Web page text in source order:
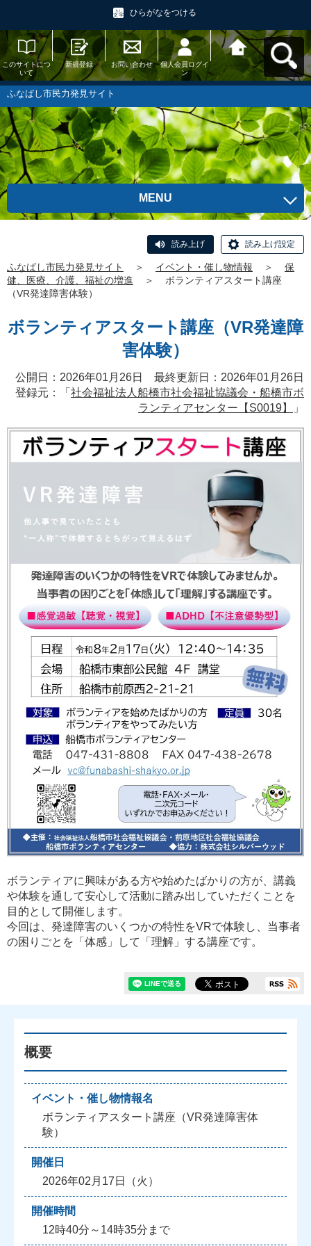
ひらがなをつける
このサイトにつ
いて
新規登録 お問い合わせ
個人会員ログイ
ン
ふなばし市民力
発見サイトへ戻
る
ふなばし市民力発見サイト
MENU
読み上げ 読み上げ設定
ふなばし市民力発見サイト ＞ イベント・催し物情報 ＞
保
健、医療、介護、福祉の増進
＞
ボランティアスタート講座
（VR発達障害体験）
ボランティアスタート講座（VR発達障
害体験）
公開日：2026年01月26日 最終更新日：2026年01月26日
登録元：「 社会福祉法人船橋市社会福祉協議会・船橋市ボ
ランティアセンター【S0019】
」
ボランティアに興味がある方や始めたばかりの方が、講義
や体験を通して安心して活動に踏み出していただくことを
目的として開催します。
今回は、発達障害のいくつかの特性をVRで体験し、当事者
の困りごとを「体感」して「理解」する講座です。
概要
イベント・催し物情報名
ボランティアスタート講座（VR発達障害体
験）
開催日
2026年02月17日（火）
開催時間
12時40分～14時35分まで